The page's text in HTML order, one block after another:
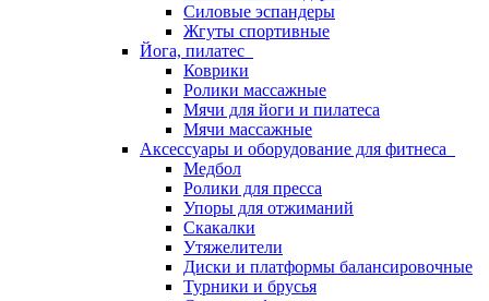
Силовые эспандеры
Жгуты спортивные
Йога, пилатес
Коврики
Ролики массажные
Мячи для йоги и пилатеса
Мячи массажные
Аксессуары и оборудование для фитнеса
Медбол
Ролики для пресса
Упоры для отжиманий
Скакалки
Утяжелители
Диски и платформы балансировочные
Турники и брусья